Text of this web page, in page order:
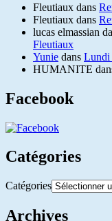
Fleutiaux dans
Fleutiaux dans
lucas elmassian
Fleutiaux
Yunie dans Lundi
HUMANITE
Facebook
Catégories
Catégories
Archives